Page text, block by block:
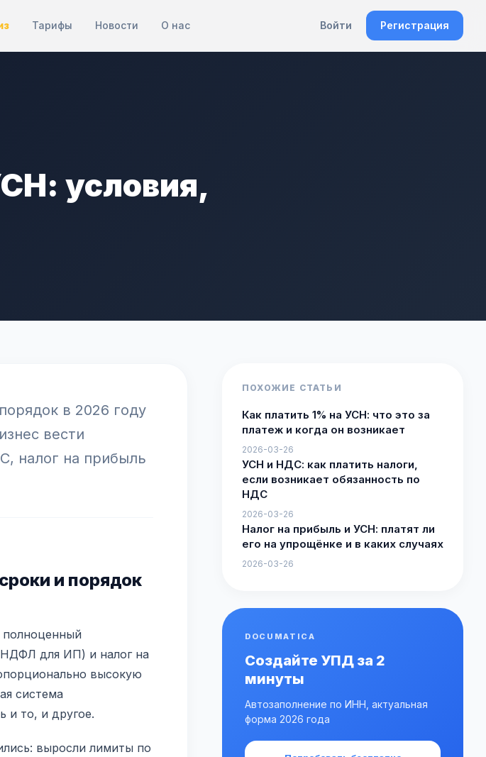
Тарифы Новости О нас Войти Регистрация
условия,
в 2026 году
вести
налог на прибыль
и порядок
полноценный
НДФЛ для ИП) и налог на
высокую
система
и то, и другое.
выросли лимиты по
ПОХОЖИЕ СТАТЬИ
Как платить 1% на УСН: что это за
платеж и когда он возникает
2026-03-26
УСН и НДС: как платить налоги,
если возникает обязанность по
НДС
2026-03-26
Налог на прибыль и УСН: платят ли
его на упрощёнке и в каких случаях
2026-03-26
DOCUMATICA
Создайте УПД за 2
минуты
Автозаполнение по ИНН, актуальная
форма 2026 года